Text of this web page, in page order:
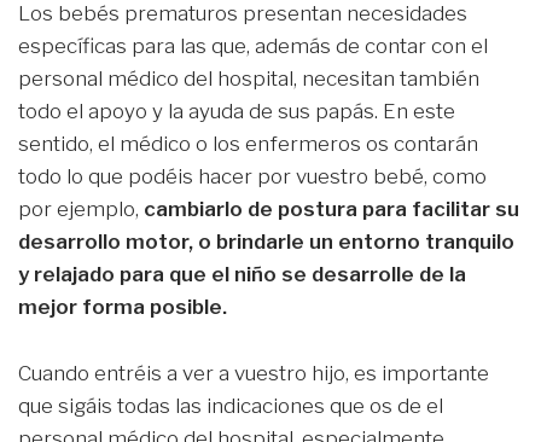
Los bebés prematuros presentan necesidades
específicas para las que, además de contar con el
personal médico del hospital, necesitan también
todo el apoyo y la ayuda de sus papás. En este
sentido, el médico o los enfermeros os contarán
todo lo que podéis hacer por vuestro bebé, como
por ejemplo, cambiarlo de postura para facilitar su
desarrollo motor, o brindarle un entorno tranquilo
y relajado para que el niño se desarrolle de la
mejor forma posible.
Cuando entréis a ver a vuestro hijo, es importante
que sigáis todas las indicaciones que os de el